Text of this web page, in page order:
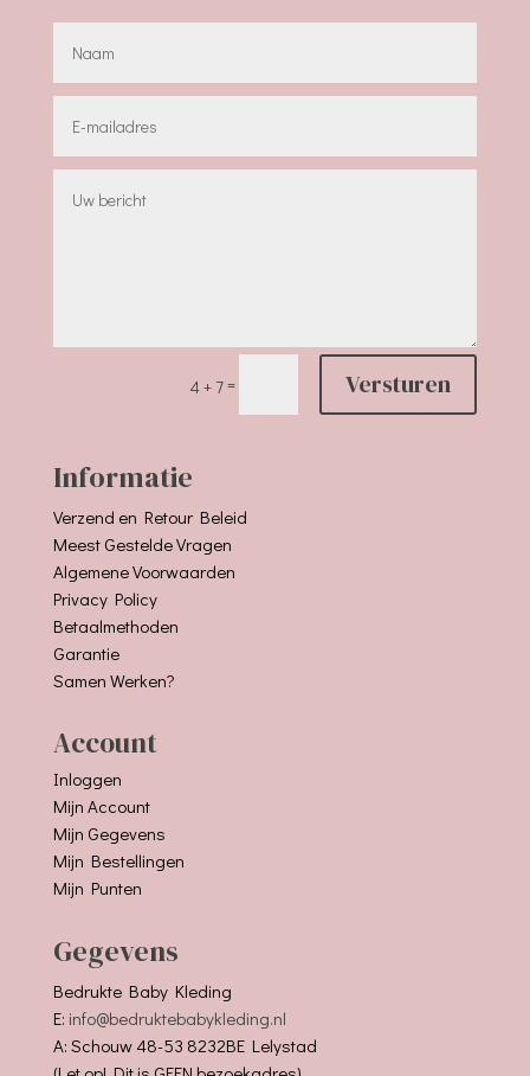
4 + 7= Versturen
Informatie
Verzend en Retour Beleid
Meest Gestelde Vragen
Algemene Voorwaarden
Privacy Policy
Betaalmethoden
Garantie
Samen Werken?
Account
Inloggen
Mijn Account
Mijn Gegevens
Mijn Bestellingen
Mijn Punten
Gegevens
Bedrukte Baby Kleding
E: info@bedruktebabykleding.nl
A: Schouw 48-53 8232BE Lelystad